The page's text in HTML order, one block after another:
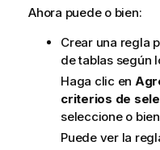
a
Ahora puede o bien:
Crear una regla
de tablas según
Haga clic en
criterios de
seleccione o bien
Puede ver la